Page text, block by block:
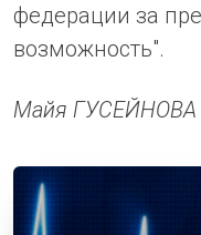
федерации за
возможность".
Майя ГУСЕЙНОВА